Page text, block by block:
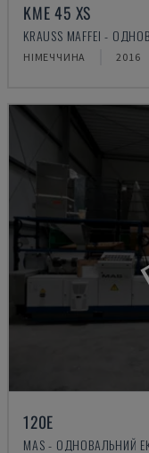
KME 45 XS
KRAUSS MAFFEI -
НІМЕЧЧИНА 2016
120E
MAS - ОДНОВАЛЬНИЙ